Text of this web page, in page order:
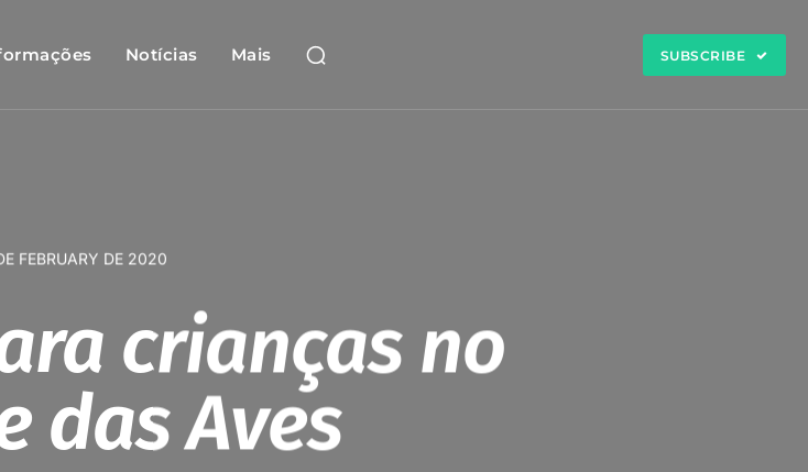
Notícias Mais SUBSCRIBE
FEBRUARY DE 2020
crianças no
das Aves